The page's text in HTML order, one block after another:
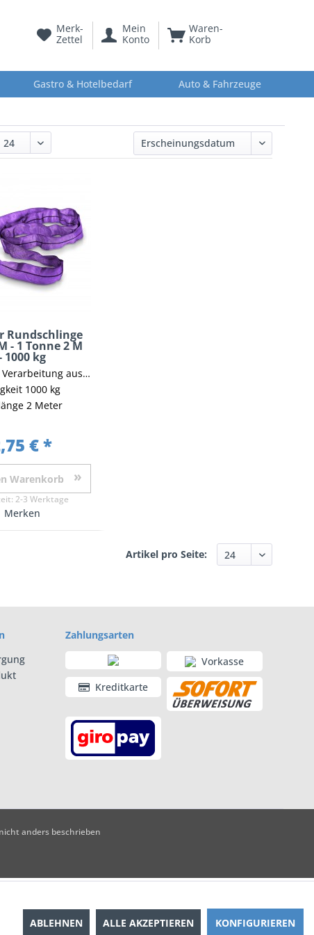
Merk-
Zettel
Mein
Konto
Waren-
Korb
Gastro & Hotelbedarf Auto & Fahrzeuge
Rundschlinge
- 1 Tonne 2 M
1000 kg
aus Polyester > EN 1492-2
1000 kg
2 Meter
€ *
Warenkorb
2-3 Werktage
Merken
Artikel pro Seite:
Zahlungsarten
Vorkasse
Kreditkarte
anders beschrieben
ABLEHNEN ALLE AKZEPTIEREN KONFIGURIEREN